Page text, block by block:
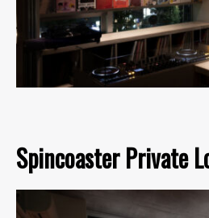
Spincoaster Private